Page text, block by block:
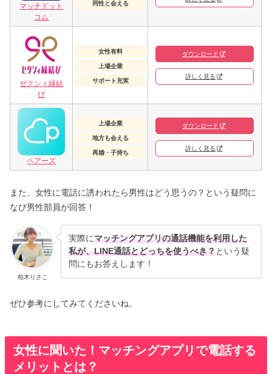
マッチドット
コム
同性と会える
ゼクシィ縁結
び
女性有料
上場企業
サポート充実
ダウンロード
詳しく見る
ペアーズ
上場企業
地方も会える
再婚・子持ち
ダウンロード
詳しく見る
また、女性に電話に誘われたら男性はどう思うの？という疑問に
なび男性部員が回答！
柏木りさこ
実際にマッチングアプリの通話機能を利用した
私が、LINE通話とどっちを使うべき？という疑
問にもお答えします！
ぜひ参考にしてみてくださいね。
女性に聞いた！マッチングアプリで電話する
メリットとは？